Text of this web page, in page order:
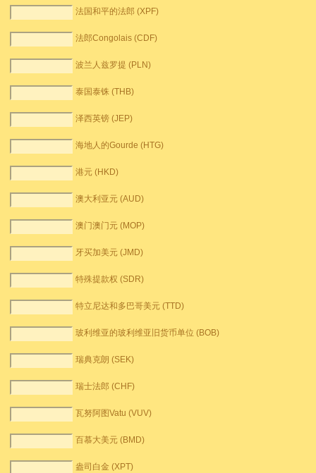
法国和平的法郎 (XPF)
法郎Congolais (CDF)
波兰人兹罗提 (PLN)
泰国泰铢 (THB)
泽西英镑 (JEP)
海地人的Gourde (HTG)
港元 (HKD)
澳大利亚元 (AUD)
澳门澳门元 (MOP)
牙买加美元 (JMD)
特殊提款权 (SDR)
特立尼达和多巴哥美元 (TTD)
玻利维亚的玻利维亚旧货币单位 (BOB)
瑞典克朗 (SEK)
瑞士法郎 (CHF)
瓦努阿图Vatu (VUV)
百慕大美元 (BMD)
盎司白金 (XPT)